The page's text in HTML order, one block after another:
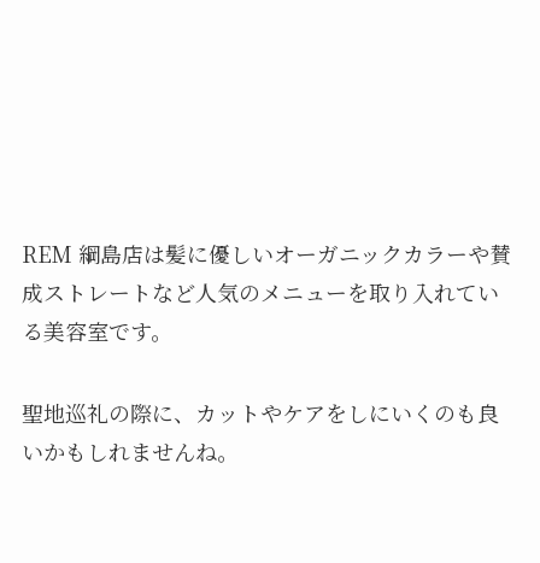
REM 綱島店は髪に優しいオーガニックカラーや賛
成ストレートなど人気のメニューを取り入れてい
る美容室です。
聖地巡礼の際に、カットやケアをしにいくのも良
いかもしれませんね。